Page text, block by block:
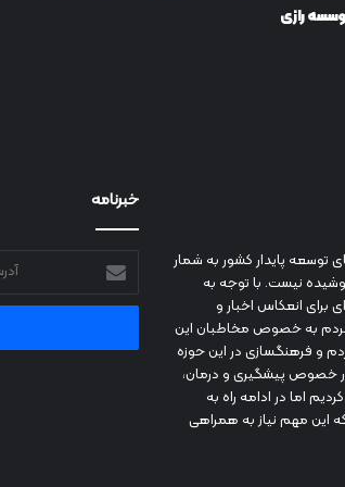
رازی
پایدار کشور به شمار
نیست. با توجه به
برای انعکاس اخبار و
به خصوص مخاطبان این
و فرهنگسازی در این حوزه
خصوص پیشگیری و درمان،
اما در ادامه راه به
مهم نیاز به همراهی
خبرنامه
آدرس
ایمیل
خود
وارد